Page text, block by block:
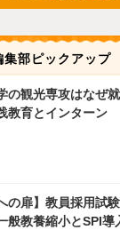
集部ピックアップ
の観光専攻はなぜ
教育とインターン
の扉】教員採用試
教養縮小とSPI導